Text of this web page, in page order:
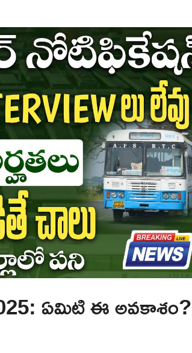
ఏమిటి ఈ అవకాశం?